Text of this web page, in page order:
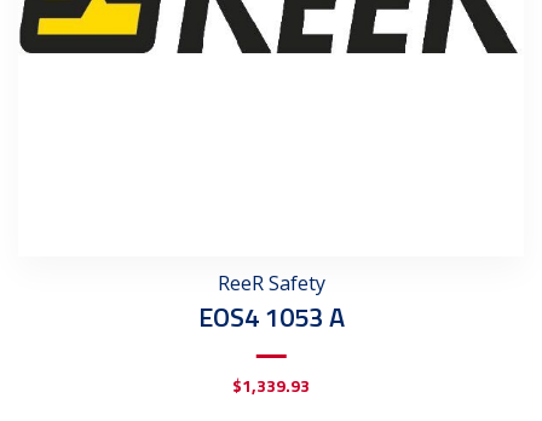
ReeR Safety
EOS4 1053 A
$1,339.93